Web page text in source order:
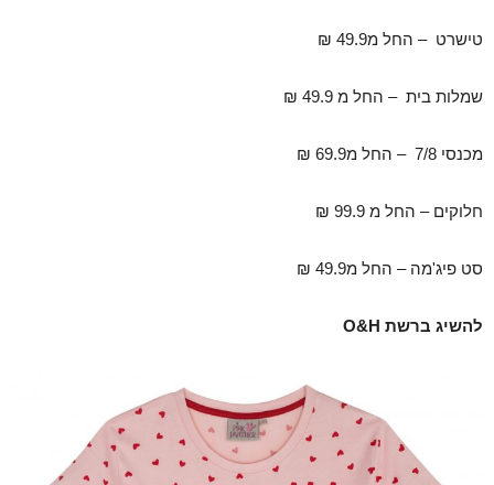
טישרט – החל מ49.9 ₪
שמלות בית – החל מ 49.9 ₪
מכנסי 7/8 – החל מ69.9 ₪
חלוקים – החל מ 99.9 ₪
סט פיג'מה – החל מ49.9 ₪
להשיג ברשת O&H